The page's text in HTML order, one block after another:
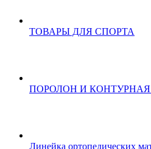
ТОВАРЫ ДЛЯ СПОРТА
ПОРОЛОН И КОНТУРНАЯ
Линейка ортопедических